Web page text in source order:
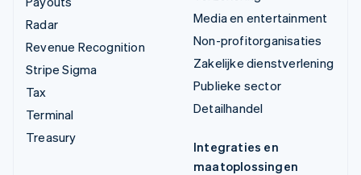
Radar
Revenue Recognition
Stripe Sigma
Tax
Terminal
Treasury
Media en entertainment
Non-profitorganisaties
Zakelijke dienstverlening
Publieke sector
Detailhandel
Integraties en
maatoplossingen